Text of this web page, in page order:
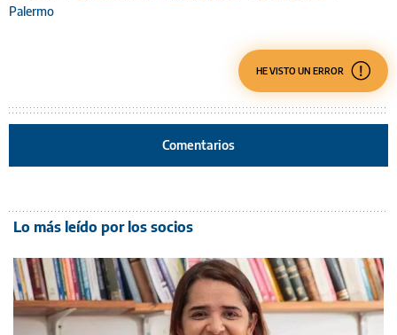
Palermo
HE VISTO UN ERROR
Comentarios
Lo más leído por los socios